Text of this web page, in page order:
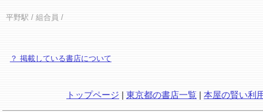
平野駅 / 組合員 /
？ 掲載している書店について
トップページ | 東京都の書店一覧 | 本屋の賢い利